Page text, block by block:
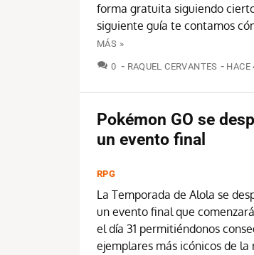
forma gratuita siguiendo
siguiente guía te contamos
MÁS »
0 COMENTARIOS
RAQUEL CERVANTES HACE
Pokémon GO se
un evento final
RPG
La Temporada de Alola se
un evento final que
el día 31 permitiéndonos
ejemplares más icónicos de la